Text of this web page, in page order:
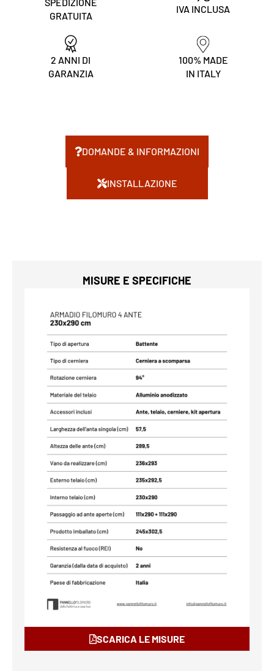
GRATUITA
IVA INCLUSA
2 ANNI DI
GARANZIA
100% MADE
IN ITALY
DOMANDE & INFORMAZIONI
INSTALLAZIONE
MISURE E SPECIFICHE
SCARICA LE MISURE